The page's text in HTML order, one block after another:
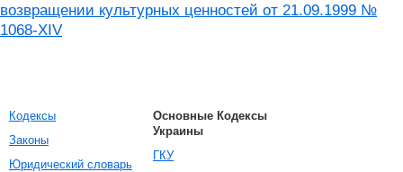
возвращении культурных ценностей от 21.09.1999 №
1068-XIV
Кодексы
Законы
Юридический словарь
Основные Кодексы
Украины
ГКУ